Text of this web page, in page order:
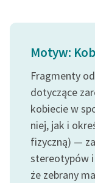
Motyw:
Fragmenty
dotyczące
kobiecie w
niej, jak i
fizyczną) —
stereotypów i
że zebrany